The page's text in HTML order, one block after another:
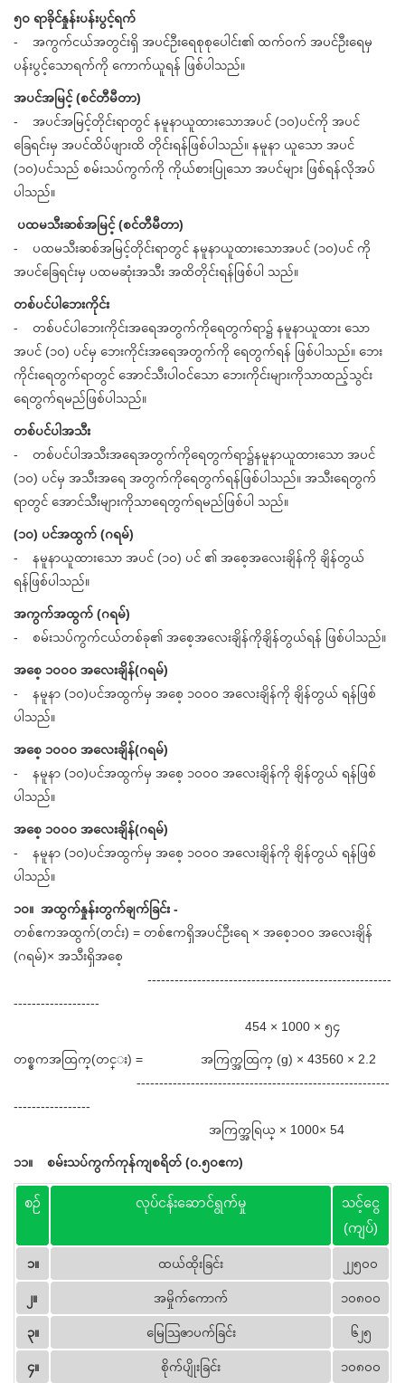
၅၀ ရာခိုင်နှုန်းပန်းပွင့်ရက်
- အကွက်ငယ်အတွင်းရှိ အပင်ဦးရေစုစုပေါင်း၏ ထက်ဝက် အပင်ဦးရေမှ
ပန်းပွင့်သောရက်ကို ကောက်ယူရန် ဖြစ်ပါသည်။
အပင်အမြင့် (စင်တီမီတာ)
- အပင်အမြင့်တိုင်းရာတွင် နမူနာယူထားသောအပင် (၁၀)ပင်ကို အပင်
ခြေရင်းမှ အပင်ထိပ်ဖျားထိ တိုင်းရန်ဖြစ်ပါသည်။ နမူနာ ယူသော အပင်
(၁၀)ပင်သည် စမ်းသပ်ကွက်ကို ကိုယ်စားပြုသော အပင်များ ဖြစ်ရန်လိုအပ်
ပါသည်။
ပထမသီးဆစ်အမြင့် (စင်တီမီတာ)
- ပထမသီးဆစ်အမြင့်တိုင်းရာတွင် နမူနာယူထားသောအပင် (၁၀)ပင် ကို
အပင်ခြေရင်းမှ ပထမဆုံးအသီး အထိတိုင်းရန်ဖြစ်ပါ သည်။
တစ်ပင်ပါဘေးကိုင်း
- တစ်ပင်ပါဘေးကိုင်းအရေအတွက်ကိုရေတွက်ရာ၌ နမူနာယူထား သော
အပင် (၁၀) ပင်မှ ဘေးကိုင်းအရေအတွက်ကို ရေတွက်ရန် ဖြစ်ပါသည်။ ဘေး
ကိုင်းရေတွက်ရာတွင် အောင်သီးပါဝင်သော ဘေးကိုင်းများကိုသာထည့်သွင်း
ရေတွက်ရမည်ဖြစ်ပါသည်။
တစ်ပင်ပါအသီး
- တစ်ပင်ပါအသီးအရေအတွက်ကိုရေတွက်ရာ၌နမူနာယူထားသော အပင်
(၁၀) ပင်မှ အသီးအရေ အတွက်ကိုရေတွက်ရန်ဖြစ်ပါသည်။ အသီးရေတွက်
ရာတွင် အောင်သီးများကိုသာရေတွက်ရမည်ဖြစ်ပါ သည်။
(၁၀) ပင်အထွက် (ဂရမ်)
- နမူနာယူထားသော အပင် (၁၀) ပင် ၏ အစေ့အလေးချိန်ကို ချိန်တွယ်
ရန်ဖြစ်ပါသည်။
အကွက်အထွက် (ဂရမ်)
- စမ်းသပ်ကွက်ငယ်တစ်ခု၏ အစေ့အလေးချိန်ကိုချိန်တွယ်ရန် ဖြစ်ပါသည်။
အစေ့ ၁၀၀၀ အလေးချိန်(ဂရမ်)
- နမူနာ (၁၀)ပင်အထွက်မှ အစေ့ ၁၀၀၀ အလေးချိန်ကို ချိန်တွယ် ရန်ဖြစ်
ပါသည်။
အစေ့ ၁၀၀၀ အလေးချိန်(ဂရမ်)
- နမူနာ (၁၀)ပင်အထွက်မှ အစေ့ ၁၀၀၀ အလေးချိန်ကို ချိန်တွယ် ရန်ဖြစ်
ပါသည်။
အစေ့ ၁၀၀၀ အလေးချိန်(ဂရမ်)
- နမူနာ (၁၀)ပင်အထွက်မှ အစေ့ ၁၀၀၀ အလေးချိန်ကို ချိန်တွယ် ရန်ဖြစ်
ပါသည်။
၁၀။ အထွက်နှုန်းတွက်ချက်ခြင်း -
တစ်ဧကအထွက်(တင်း) = တစ်ဧကရှိအပင်ဦးရေ × အစေ့၁၀၀ အလေးချိန်
(ဂရမ်)× အသီးရှိအစေ့
------------------------------------------------------
-------------------
454 × 1000 × ၅၄
တစ္ဧကအထြက္(တင္း) = အကြက္အထြက္ (g) × 43560 × 2.2
--------------------------------------------------------
-----------------
အကြက္အရြယ္ × 1000× 54
၁၁။ စမ်းသပ်ကွက်ကုန်ကျစရိတ် (၀.၅၀ဧက)
စဉ် လုပ်ငန်းဆောင်ရွက်မှု
သင့်ငွေ
(ကျပ်)
၁။ ထယ်ထိုးခြင်း ၂၂၅၀၀
၂။ အမှိုက်ကောက် ၁၀၈၀၀
၃။ မြေသြဇာပက်ခြင်း ၆၂၅
၄။ စိုက်ပျိုးခြင်း ၁၀၈၀၀